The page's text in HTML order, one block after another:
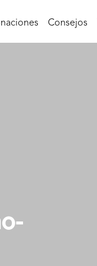
Consejos